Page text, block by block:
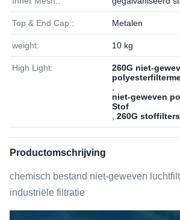
Top & End Cap:: Metalen
weight: 10 kg
High Light:
260G niet-
niet-geweven
Stof
260G
Productomschrijving
chemisch bestand niet-geweven
industriële filtratie